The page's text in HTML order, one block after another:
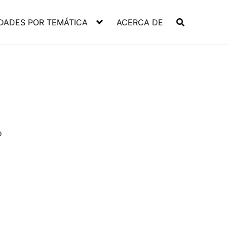
POR TEMÁTICA ACERCA DE